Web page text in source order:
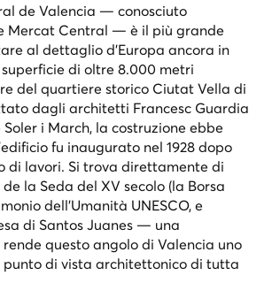
de Valencia — conosciuto
Mercat Central — è il più grande
al dettaglio d'Europa ancora in
di oltre 8.000 metri
del quartiere storico Ciutat Vella di
dagli architetti Francesc Guardia
i March, la costruzione ebbe
fu inaugurato nel 1928 dopo
di lavori. Si trova direttamente di
la Seda del XV secolo (la Borsa
dell'Umanità UNESCO, e
di Santos Juanes — una
questo angolo di Valencia uno
di vista architettonico di tutta